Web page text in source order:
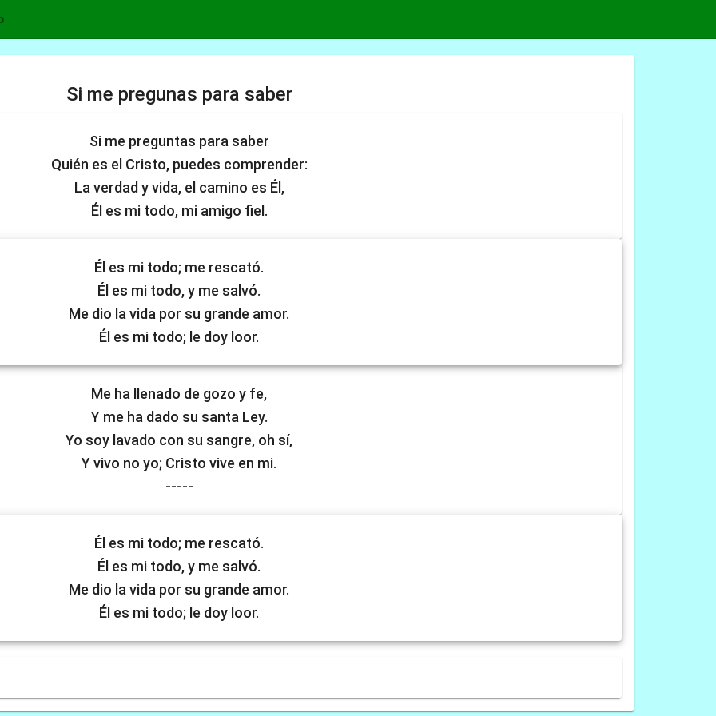
Si me pregunas para saber
Si me preguntas para saber
Quién es el Cristo, puedes comprender:
La verdad y vida, el camino es Él,
Él es mi todo, mi amigo fiel.
Él es mi todo; me rescató.
Él es mi todo, y me salvó.
Me dio la vida por su grande amor.
Él es mi todo; le doy loor.
Me ha llenado de gozo y fe,
Y me ha dado su santa Ley.
Yo soy lavado con su sangre, oh sí,
Y vivo no yo; Cristo vive en mi.
-----
Él es mi todo; me rescató.
Él es mi todo, y me salvó.
Me dio la vida por su grande amor.
Él es mi todo; le doy loor.